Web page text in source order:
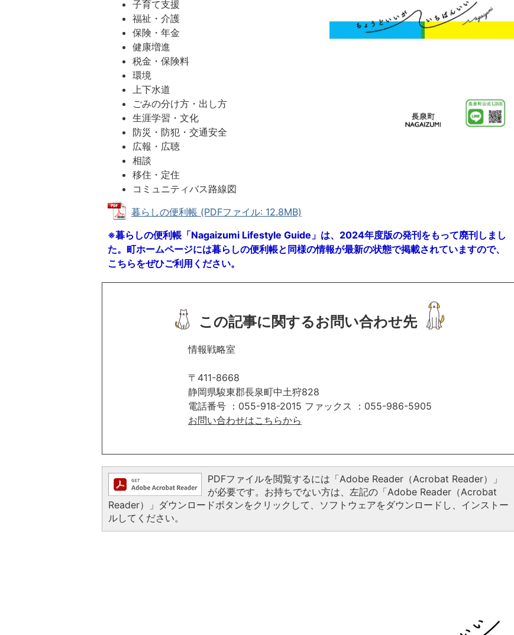
子育て支援
福祉・介護
保険・年金
健康増進
税金・保険料
環境
上下水道
ごみの分け方・出し方
生涯学習・文化
防災・防犯・交通安全
広報・広聴
相談
移住・定住
コミュニティバス路線図
暮らしの便利帳 (PDFファイル: 12.8MB)
※暮らしの便利帳「Nagaizumi Lifestyle Guide」は、2024年度版の発刊をもって廃刊しまし
た。町ホームページには暮らしの便利帳と同様の情報が最新の状態で掲載されていますので、
こちらをぜひご利用ください。
この記事に関するお問い合わせ先
情報戦略室
〒411-8668
静岡県駿東郡長泉町中土狩828
電話番号 ：055-918-2015 ファックス ：055-986-5905
​​​​​​​お問い合わせはこちらから
PDFファイルを閲覧するには「Adobe Reader（Acrobat Reader）」
が必要です。お持ちでない方は、左記の「Adobe Reader（Acrobat
Reader）」ダウンロードボタンをクリックして、ソフトウェアをダウンロードし、インストー
ルしてください。